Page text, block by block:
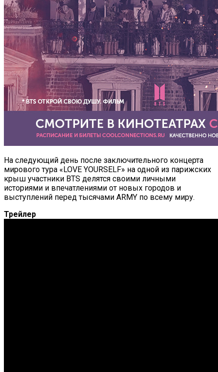
На следующий день после заключительного концерта
мирового тура «LOVE YOURSELF» на одной из парижских
крыш участники BTS делятся своими личными
историями и впечатлениями от новых городов и
выступлений перед тысячами ARMY по всему миру.
Трейлер